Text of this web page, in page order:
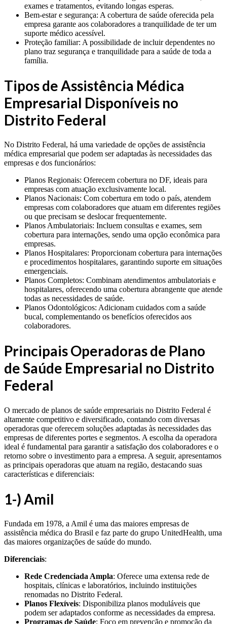
exames e tratamentos, evitando longas esperas.
Bem-estar e segurança: A cobertura de saúde oferecida pela
empresa garante aos colaboradores a tranquilidade de ter um
suporte médico acessível.
Proteção familiar: A possibilidade de incluir dependentes no
plano traz segurança e tranquilidade para a saúde de toda a
família.
Tipos de Assistência Médica
Empresarial Disponíveis no
Distrito Federal
No Distrito Federal, há uma variedade de opções de assistência
médica empresarial que podem ser adaptadas às necessidades das
empresas e dos funcionários:
Planos Regionais: Oferecem cobertura no DF, ideais para
empresas com atuação exclusivamente local.
Planos Nacionais: Com cobertura em todo o país, atendem
empresas com colaboradores que atuam em diferentes regiões
ou que precisam se deslocar frequentemente.
Planos Ambulatoriais: Incluem consultas e exames, sem
cobertura para internações, sendo uma opção econômica para
empresas.
Planos Hospitalares: Proporcionam cobertura para internações
e procedimentos hospitalares, garantindo suporte em situações
emergenciais.
Planos Completos: Combinam atendimentos ambulatoriais e
hospitalares, oferecendo uma cobertura abrangente que atende
todas as necessidades de saúde.
Planos Odontológicos: Adicionam cuidados com a saúde
bucal, complementando os benefícios oferecidos aos
colaboradores.
Principais Operadoras de Plano
de Saúde Empresarial no Distrito
Federal
O mercado de planos de saúde empresariais no Distrito Federal é
altamente competitivo e diversificado, contando com diversas
operadoras que oferecem soluções adaptadas às necessidades das
empresas de diferentes portes e segmentos. A escolha da operadora
ideal é fundamental para garantir a satisfação dos colaboradores e o
retorno sobre o investimento para a empresa. A seguir, apresentamos
as principais operadoras que atuam na região, destacando suas
características e diferenciais:
1-) Amil
Fundada em 1978, a Amil é uma das maiores empresas de
assistência médica do Brasil e faz parte do grupo UnitedHealth, uma
das maiores organizações de saúde do mundo.
Diferenciais:
Rede Credenciada Ampla: Oferece uma extensa rede de
hospitais, clínicas e laboratórios, incluindo instituições
renomadas no Distrito Federal.
Planos Flexíveis: Disponibiliza planos moduláveis que
podem ser adaptados conforme as necessidades da empresa.
Programas de Saúde: Foco em prevenção e promoção da